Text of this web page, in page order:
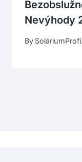
Nevýhody
By